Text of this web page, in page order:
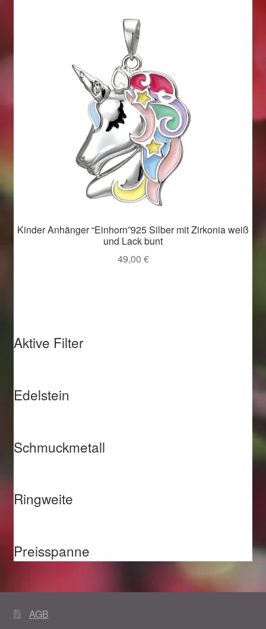
Kinder Anhänger “Einhorn”925 Silber mit Zirkonia weiß
und Lack bunt
49,00 €
Aktive Filter
Edelstein
Schmuckmetall
Ringweite
Preisspanne
AGB